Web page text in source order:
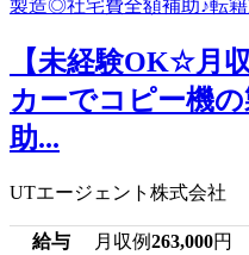
【未経験OK☆月
カーでコピー機
助...
UTエージェント株式会社
給与 月収例263,000円